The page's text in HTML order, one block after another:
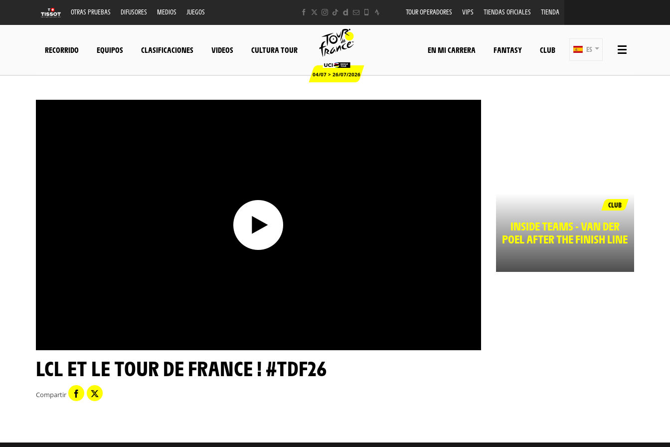
OTRAS PRUEBAS DIFUSORES MEDIOS JUEGOS TOUR OPERADORES VIPS TIENDAS OFICIALES TIENDA
RECORRIDO EQUIPOS CLASIFICACIONES VIDEOS CULTURA TOUR
04/07 > 26/07/2026
EN MI CARRERA FANTASY CLUB ES
LCL ET LE TOUR DE FRANCE ! #TDF26
Compartir
CLUB
INSIDE TEAMS - VAN DER
POEL AFTER THE FINISH LINE